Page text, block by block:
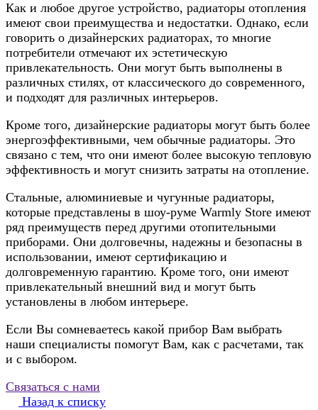
Как и любое другое устройство, радиаторы отопления
имеют свои преимущества и недостатки. Однако, если
говорить о дизайнерских радиаторах, то многие
потребители отмечают их эстетическую
привлекательность. Они могут быть выполнены в
различных стилях, от классического до современного,
и подходят для различных интерьеров.
Кроме того, дизайнерские радиаторы могут быть более
энергоэффективными, чем обычные радиаторы. Это
связано с тем, что они имеют более высокую тепловую
эффективность и могут снизить затраты на отопление.
Стальные, алюминиевые и чугунные радиаторы,
которые представлены в шоу-руме Warmly Store имеют
ряд преимуществ перед другими отопительными
приборами. Они долговечны, надежны и безопасны в
использовании, имеют сертификацию и
долговременную гарантию. Кроме того, они имеют
привлекательный внешний вид и могут быть
установлены в любом интерьере.
Если Вы сомневаетесь какой прибор Вам выбрать
наши специалисты помогут Вам, как с расчетами, так
и с выбором.
Связаться с нами
Назад к списку